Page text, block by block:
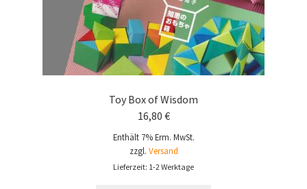
Toy Box of Wisdom
16,80 €
Enthält 7% Erm. MwSt.
zzgl. Versand
Lieferzeit: 1-2 Werktage